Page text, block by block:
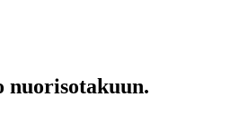
nuorisotakuun.